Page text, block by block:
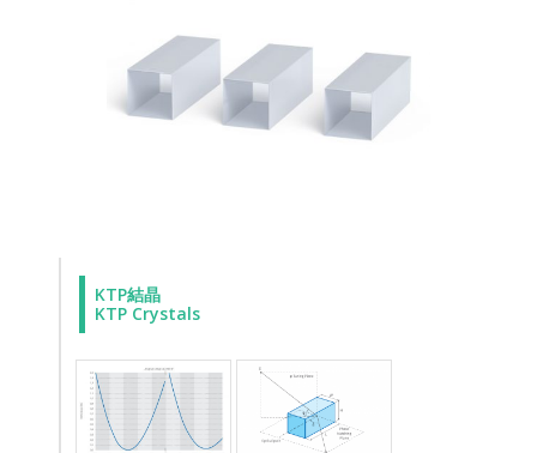
KTP結晶
KTP Crystals